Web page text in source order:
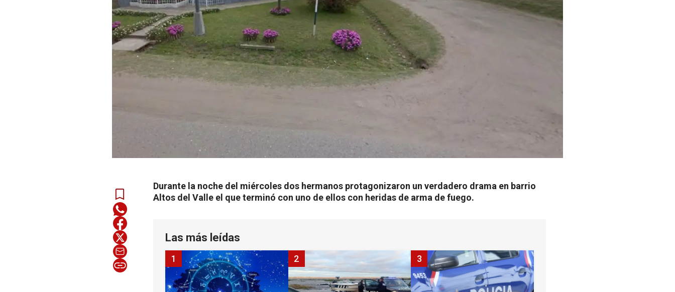
Durante la noche del miércoles dos hermanos protagonizaron un verdadero drama en barrio
Altos del Valle el que terminó con uno de ellos con heridas de arma de fuego.
Las más leídas
1 2 3